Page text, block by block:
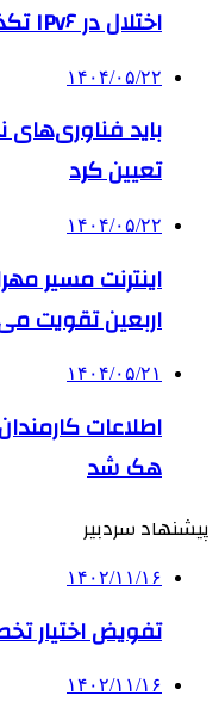
اختلال در IPv۶ تکذیب شد
۱۴۰۴/۰۵/۲۲
باید
تعیین کرد
۱۴۰۴/۰۵/۲۲
اینترنت مسیر
اربعین تقویت
۱۴۰۴/۰۵/۲۱
اطلاعات
هک شد
پیشنهاد سردبیر
۱۴۰۲/۱۱/۱۶
تفویض اختیار
۱۴۰۲/۱۱/۱۶